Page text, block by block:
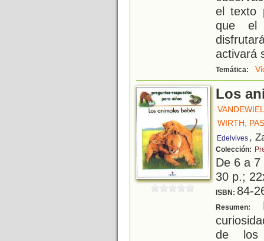
el texto
que el
activará
Temática:
Los
WIRTH,
Edelvives ,
Colección:
De 6 a
30 p.;
ISBN: 84-
Resumen:
de los